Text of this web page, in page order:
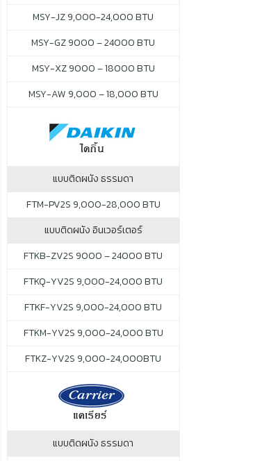
MSY-JZ 9,000-24,000 BTU
MSY-GZ 9000 – 24000 BTU
MSY-XZ 9000 – 18000 BTU
MSY-AW 9,000 – 18,000 BTU
แบบติดผนัง ธรรมดา
FTM-PV2S 9,000-28,000 BTU
แบบติดผนัง อินเวอร์เตอร์
FTKB-ZV2S 9000 – 24000 BTU
FTKQ-YV2S 9,000-24,000 BTU
FTKF-YV2S 9,000-24,000 BTU
FTKM-YV2S 9,000-24,000 BTU
FTKZ-YV2S 9,000-24,000BTU
แบบติดผนัง ธรรมดา